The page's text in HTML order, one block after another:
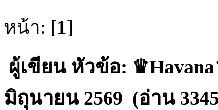
หน้า: [1]
ผู้เขียนหัวข้อ:
มิถุนายน 2569 (อ่าน